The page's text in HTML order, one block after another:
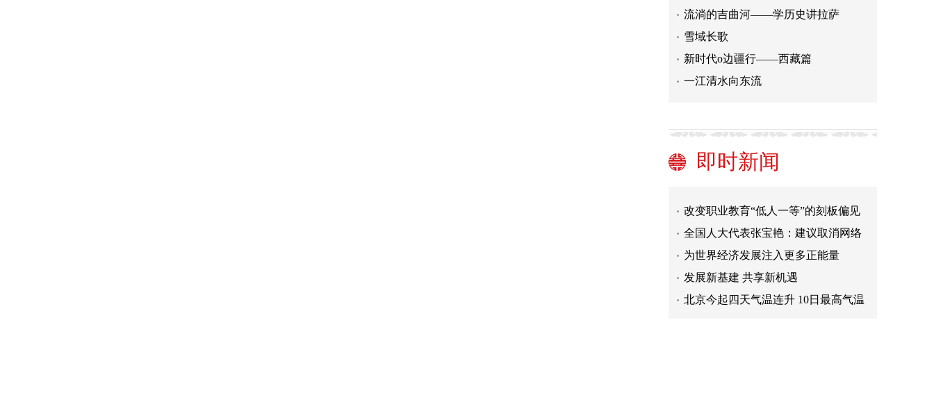
流淌的吉曲河——学历史讲拉萨
雪域长歌
新时代o边疆行——西藏篇
一江清水向东流
即时新闻
赛道
多地出台政策：为职业伤害保障与劳
动关系“松绑”
让2亿灵活就业者没有后顾之忧 权益
率统计口径
改变职业教育“低人一等”的刻板偏见
全国人大代表张宝艳：建议取消网络
投票，杜绝投人情票
为世界经济发展注入更多正能量
发展新基建 共享新机遇
北京今起四天气温连升 10日最高气温